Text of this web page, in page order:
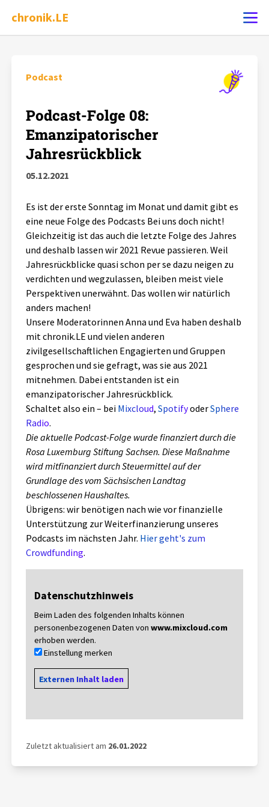
chronik.LE
Chronik
Dossiers
Leipziger Zustände
Schlaglichter
Phänomene
Aktuelles
Alle Beiträge
Veranstaltungen
Pressemitteilungen
Podcasts
Über uns
Projektbeschreibung
Kontakt
Unterstützer_innen
Spenden
chronik.LE in der Presse
Podcast
Podcast-Folge 08:
Emanzipatorischer
Jahresrückblick
05.12.2021
Es ist der erste Sonntag im Monat und damit gibt es
eine neue Folge des Podcasts Bei uns doch nicht!
Gleichzeitig ist das auch die letzte Folge des Jahres
und deshalb lassen wir 2021 Revue passieren. Weil
Jahresrückblicke quasi schon per se dazu neigen zu
verdichten und wegzulassen, bleiben meist viele
Perspektiven unerwähnt. Das wollen wir natürlich
anders machen!
Unsere Moderatorinnen Anna und Eva haben deshalb
mit chronik.LE und vielen anderen
zivilgesellschaftlichen Engagierten und Gruppen
gesprochen und sie gefragt, was sie aus 2021
mitnehmen. Dabei entstanden ist ein
emanzipatorischer Jahresrückblick.
Schaltet also ein – bei Mixcloud, SpotifyoderSphere
Radio.
Die aktuelle Podcast-Folge wurde finanziert durch die
Rosa Luxemburg Stiftung Sachsen. Diese Maßnahme
wird mitfinanziert durch Steuermittel auf der
Grundlage des vom Sächsischen Landtag
beschlossenen Haushaltes.
Übrigens: wir benötigen nach wie vor finanzielle
Unterstützung zur Weiterfinanzierung unseres
Podcasts im nächsten Jahr. Hier geht's zum
Crowdfunding.
Datenschutzhinweis
Beim Laden des folgenden Inhalts können
personenbezogenen Daten vonwww.mixcloud.com
erhoben werden.
Einstellung merken
Externen Inhalt laden
Zuletzt aktualisiert am 26.01.2022